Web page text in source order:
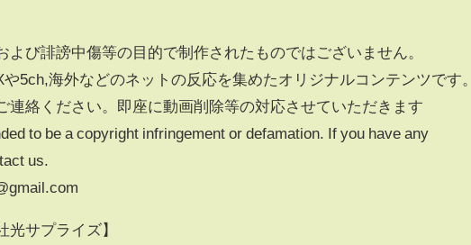
よび誹謗中傷等の目的で制作されたものではございません。
5ch,海外などのネットの反応を集めたオリジナルコンテンツです。
連絡ください。即座に動画削除等の対応させていただきます
to be a copyright infringement or defamation. If you have any
us.
光サプライズ】